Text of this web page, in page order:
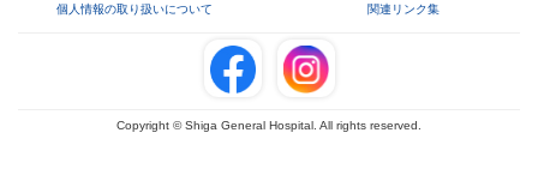
個人情報の取り扱いについて 関連リンク集
Copyright © Shiga General Hospital. All rights reserved.